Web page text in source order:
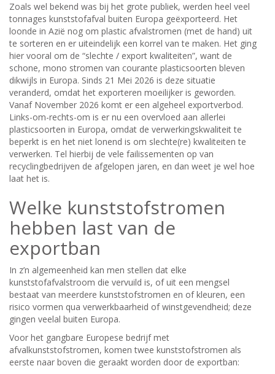
Zoals wel bekend was bij het grote publiek, werden heel veel
tonnages kunststofafval buiten Europa geëxporteerd. Het
loonde in Azië nog om plastic afvalstromen (met de hand) uit
te sorteren en er uiteindelijk een korrel van te maken. Het ging
hier vooral om de “slechte / export kwaliteiten”, want de
schone, mono stromen van courante plasticsoorten bleven
dikwijls in Europa. Sinds 21 Mei 2026 is deze situatie
veranderd, omdat het exporteren moeilijker is geworden.
Vanaf November 2026 komt er een algeheel exportverbod.
Links-om-rechts-om is er nu een overvloed aan allerlei
plasticsoorten in Europa, omdat de verwerkingskwaliteit te
beperkt is en het niet lonend is om slechte(re) kwaliteiten te
verwerken. Tel hierbij de vele failissementen op van
recyclingbedrijven de afgelopen jaren, en dan weet je wel hoe
laat het is.
Welke kunststofstromen
hebben last van de
exportban
In z’n algemeenheid kan men stellen dat elke
kunststofafvalstroom die vervuild is, of uit een mengsel
bestaat van meerdere kunststofstromen en of kleuren, een
risico vormen qua verwerkbaarheid of winstgevendheid; deze
gingen veelal buiten Europa.
Voor het gangbare Europese bedrijf met
afvalkunststofstromen, komen twee kunststofstromen als
eerste naar boven die geraakt worden door de exportban: